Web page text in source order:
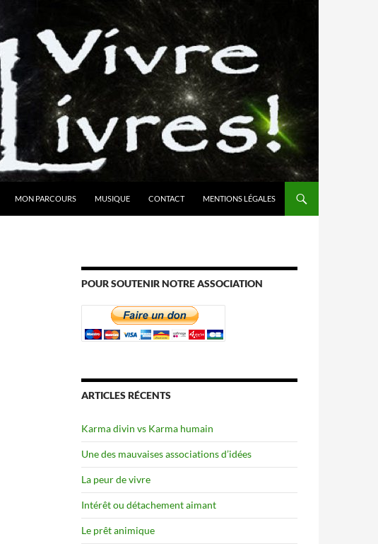
MON PARCOURS MUSIQUE CONTACT MENTIONS LÉGALES
POUR SOUTENIR NOTRE ASSOCIATION
ARTICLES RÉCENTS
Karma divin vs Karma humain
Une des mauvaises associations d’idées
La peur de vivre
Intérêt ou détachement aimant
Le prêt animique